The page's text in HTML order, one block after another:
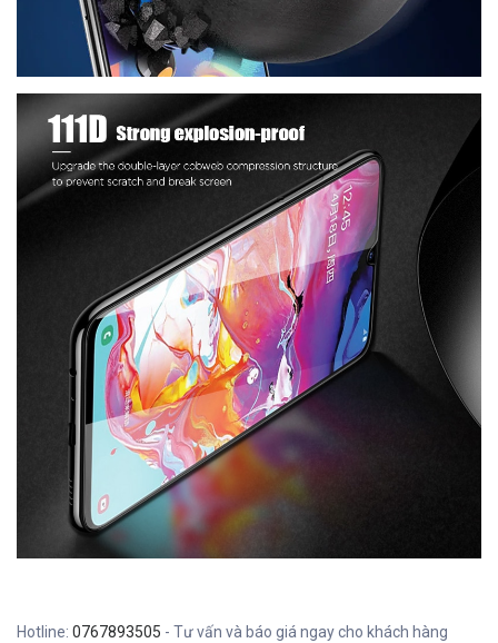
Hotline: 0767893505 - Tư vấn và báo giá ngay cho khách hàng